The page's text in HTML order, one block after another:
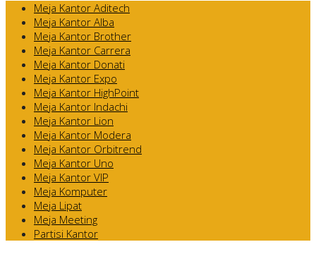
Meja Kantor Aditech
Meja Kantor Alba
Meja Kantor Brother
Meja Kantor Carrera
Meja Kantor Donati
Meja Kantor Expo
Meja Kantor HighPoint
Meja Kantor Indachi
Meja Kantor Lion
Meja Kantor Modera
Meja Kantor Orbitrend
Meja Kantor Uno
Meja Kantor VIP
Meja Komputer
Meja Lipat
Meja Meeting
Partisi Kantor